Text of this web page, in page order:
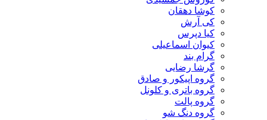
کوشا دهقان
کی آرش
کیا دپرس
کیوان اسماعیلی
گرام بند
گرشا رضایی
گروه اپیکور و صادق
گروه باتری و کلونل
گروه پالت
گروه دنگ شو